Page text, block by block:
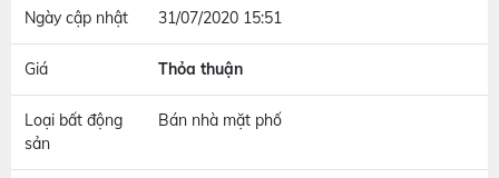
Ngày cập nhật 31/07/2020 15:51
Giá Thỏa thuận
Loại bất động
sản
Bán nhà mặt phố